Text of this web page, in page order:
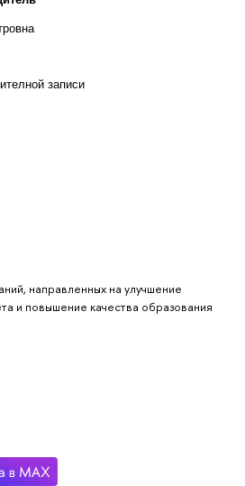
записи
направленных на улучшение
и повышение качества образования